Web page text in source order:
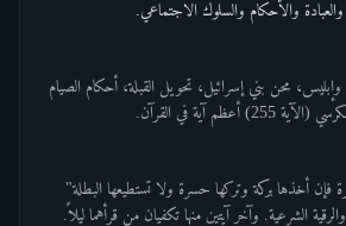
والأحكام والسلوك الاجتماعي.
محن بني إسرائيل، تحويل القبلة، أحكام الصيام
أعظم آية في القرآن.
فإن أخذها بركة وتركها حسرة ولا تستطيعها البطلة"
الشرعية. وآخر آيتين منها تكفيان من قرأهما ليلاً.